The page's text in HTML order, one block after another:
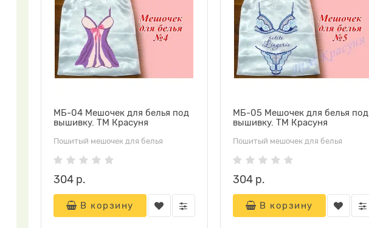
МБ-04 Мешочек для белья под
вышивку. ТМ Красуня
Пошитый мешочек для белья
304 р.
В корзину
МБ-05 Мешочек для белья под
вышивку. ТМ Красуня
Пошитый мешочек для белья
304 р.
В корзину